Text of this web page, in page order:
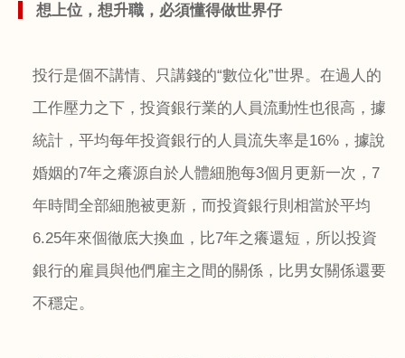
想上位，想升職，必須懂得做世界仔
投行是個不講情、只講錢的“數位化”世界。在過人的
工作壓力之下，投資銀行業的人員流動性也很高，據
統計，平均每年投資銀行的人員流失率是16% ，據說
婚姻的7年之癢源自於人體細胞每3個月更新一次， 7
年時間全部細胞被更新，而投資銀行則相當於平均
6.25年來個徹底大換血，比7年之癢還短，所以投資
銀行的雇員與他們雇主之間的關係，比男女關係還要
不穩定。